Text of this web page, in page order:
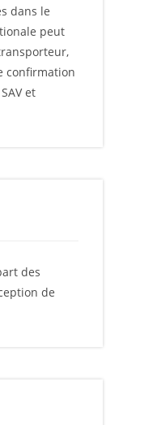
dans le
peut
confirmation
et
des
de